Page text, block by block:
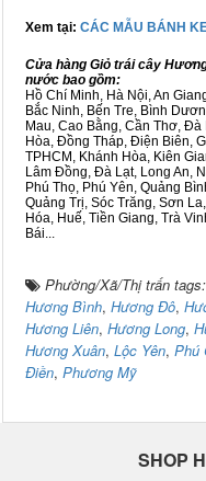
Xem tại: CÁC MẪU BÁNH
Cửa hàng Giỏ trái cây
nước bao gồm:
Hồ Chí Minh, Hà Nội, An
Bắc Ninh, Bến Tre, Bình
Mau, Cao Bằng, Cần Thơ,
Hòa, Đồng Tháp, Điện Biên,
TPHCM, Khánh Hòa, Kiên
Lâm Đồng, Đà Lạt, Long An,
Phú Thọ, Phú Yên, Quảng
Quảng Trị, Sóc Trăng, Sơn
Hóa, Huế, Tiền Giang, Trà
Bái...
Phường/Xã/Thị trấn tags:
Hương Bình, Hương Đô,
Hương Liên, Hương Long,
Hương Xuân, Lộc Yên, Phú
Điền, Phương Mỹ
SHOP